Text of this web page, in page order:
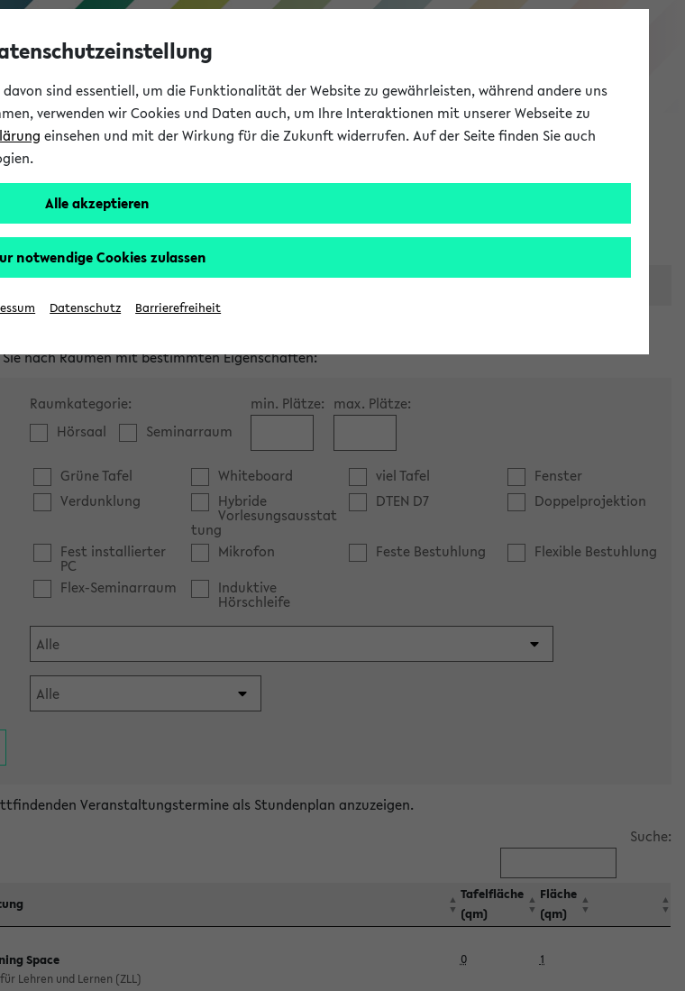
eKVV
nach Räumen mit bestimmten Eigenschaften:
Raumkategorie:
Hörsaal
Seminarraum
min. Plätze: max. Plätze:
Grüne Tafel Whiteboard viel Tafel
Fenster
Verdunklung
Hybride
Vorlesungsausstat
tung
DTEN D7 Doppelprojektion
Fest installierter
PC
Mikrofon Feste Bestuhlung
Flexible Bestuhlung
Flex-Seminarraum
Induktive
Hörschleife
Veranstaltungstermine als Stundenplan anzuzeigen.
Suche:
Tafelfläche
(qm)
Fläche
(qm)
Space
Lehren und Lernen (ZLL)
0 1
sind essentiell, um die Funktionalität der Website zu gewährleisten, während andere uns
verwenden wir Cookies und Daten auch, um Ihre Interaktionen mit unserer Webseite zu
einsehen und mit der Wirkung für die Zukunft widerrufen. Auf der Seite finden Sie auch
Alle akzeptieren
notwendige Cookies zulassen
Datenschutz Barrierefreiheit